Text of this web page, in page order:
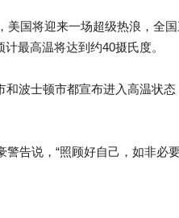
美国将迎来一场超级热浪，全
最高温将达到约40摄氏度。
波士顿市都宣布进入高温状
告说，“照顾好自己，如非必